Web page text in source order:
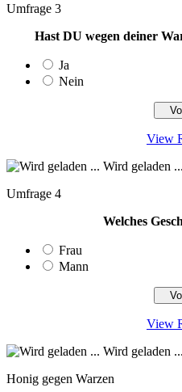
Umfrage 3
Hast DU wegen deiner
Ja
Nein
View
Wird geladen ...
Umfrage 4
Welches
Frau
Mann
View
Wird geladen ...
Honig gegen Warzen